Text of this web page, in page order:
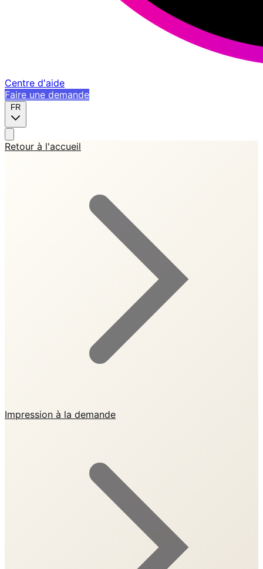
Centre d'aide
Faire une demande
FR
Retour à l'accueil
Impression à la demande